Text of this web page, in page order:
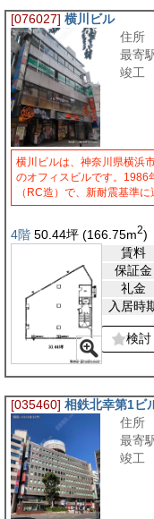
[076027] 横川ビル
住所
最寄
竣工
横川ビルは、神奈川県横浜
のオフィスビルです。1986
（RC造）で、新耐震基準
4階 50.44坪 (166.75m2)
賃料
保証金
礼金
入居時
検討
[035460] 相鉄北幸第1ビ
住所
最寄
竣工